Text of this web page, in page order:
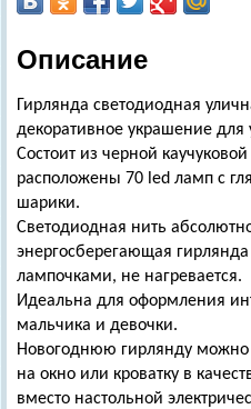
Описание
Гирлянда светодиодная
декоративное украшение
Состоит из черной
расположены 70 led ламп с
шарики.
Светодиодная нить
энергосберегающая
лампочками, не нагревается.
Идеальна для оформления
мальчика и девочки.
Новогоднюю гирлянду можно
на окно или кроватку в
вместо настольной